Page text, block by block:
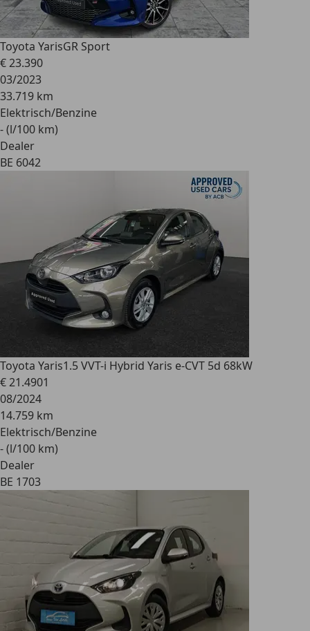
Toyota YarisGR Sport
€ 23.390
03/2023
33.719 km
Elektrisch/Benzine
- (l/100 km)
Dealer
BE 6042
Toyota Yaris1.5 VVT-i Hybrid Yaris e-CVT 5d 68kW
€ 21.4901
08/2024
14.759 km
Elektrisch/Benzine
- (l/100 km)
Dealer
BE 1703